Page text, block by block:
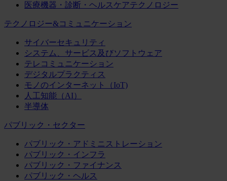
医療機器・診断・ヘルスケアテクノロジー
テクノロジー&コミュニケーション
サイバーセキュリティ
システム、サービス及びソフトウェア
テレコミュニケーション
デジタルプラクティス
モノのインターネット（IoT)
人工知能（AI）
半導体
パブリック・セクター
パブリック・アドミニストレーション
パブリック・インフラ
パブリック・ファイナンス
パブリック・ヘルス